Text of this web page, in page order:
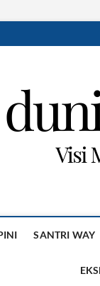
SANTRI WAY